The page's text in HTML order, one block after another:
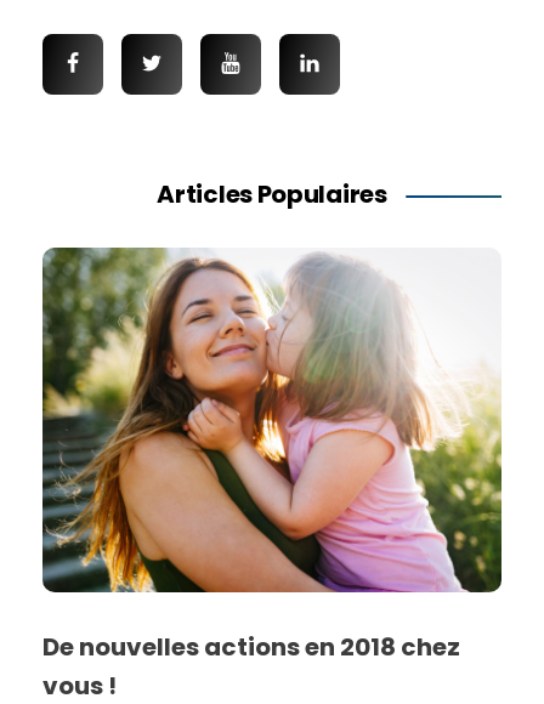
Articles Populaires
De nouvelles actions en 2018 chez
vous !